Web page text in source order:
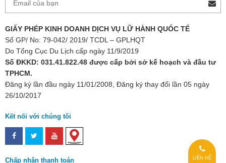
LIÊN HỆ
GIẤY PHÉP KINH DOANH DỊCH VỤ LỮ HÀNH QUỐC TẾ
Số GP/ No: 79-042/ 2019/ TCDL – GPLHQT
Do Tổng Cục Du Lịch cấp ngày 11/9/2019
Số ĐKKD: 031.41.822.48 được cấp bởi sở kế hoạch và đầu tư
TPHCM.
Đăng ký lần đầu ngày 11/01/2008, Đăng ký thay đổi lần 05 ngày
26/10/2017
Kết nối với chúng tôi
Chấp nhận thanh toán